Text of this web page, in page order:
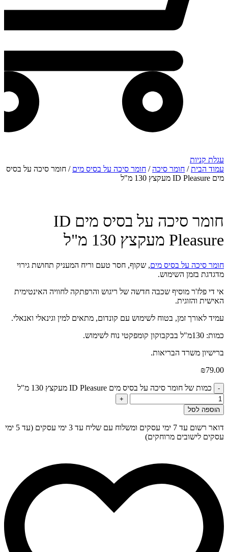
עגלת קניות
עמוד הבית/ חומר סיכה/ חומר סיכה על בסיס מים / חומר סיכה על בסיס
מים ID Pleasure מעקצץ 130 מ"ל
חומר סיכה על בסיס מים ID
Pleasure מעקצץ 130 מ"ל
חומר סיכה על בסיס מים, שקוף, חסר טעם וריח המעניק תחושת גירוי
מדגדגת בזמן השימוש.
אי די פלז'ר מוסיף שכבה חדשה של ריגוש והרפתקה לחוויה האינטימית
האישית והזוגית.
עמיד לאורך זמן, בטוח לשימוש עם קונדום, מתאים למין וגינאלי ואנאלי.
כמות: 130מ"ל בבקבוקון קומפקטי נוח לשימוש.
ברישיון משרד הבריאות.
₪79.00
- כמות של חומר סיכה על בסיס מים ID Pleasure מעקצץ 130 מ"ל
+
הוספה לסל
דואר רשום עד 7 ימי עסקים ומשלוח עם שליח עד 3 ימי עסקים (עד 5 ימי
עסקים לישובים מרוחקים)